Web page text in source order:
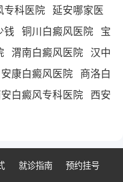
专科医院 延安哪家医
钱 铜川白癜风医院 宝
渭南白癜风医院 汉中
安康白癜风医院 商洛白
白癜风专科医院 西安
就诊指南 预约挂号